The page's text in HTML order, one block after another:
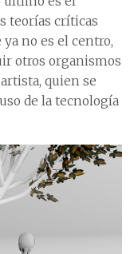
teorías críticas
no es el centro,
otros organismos
quien se
de la tecnología